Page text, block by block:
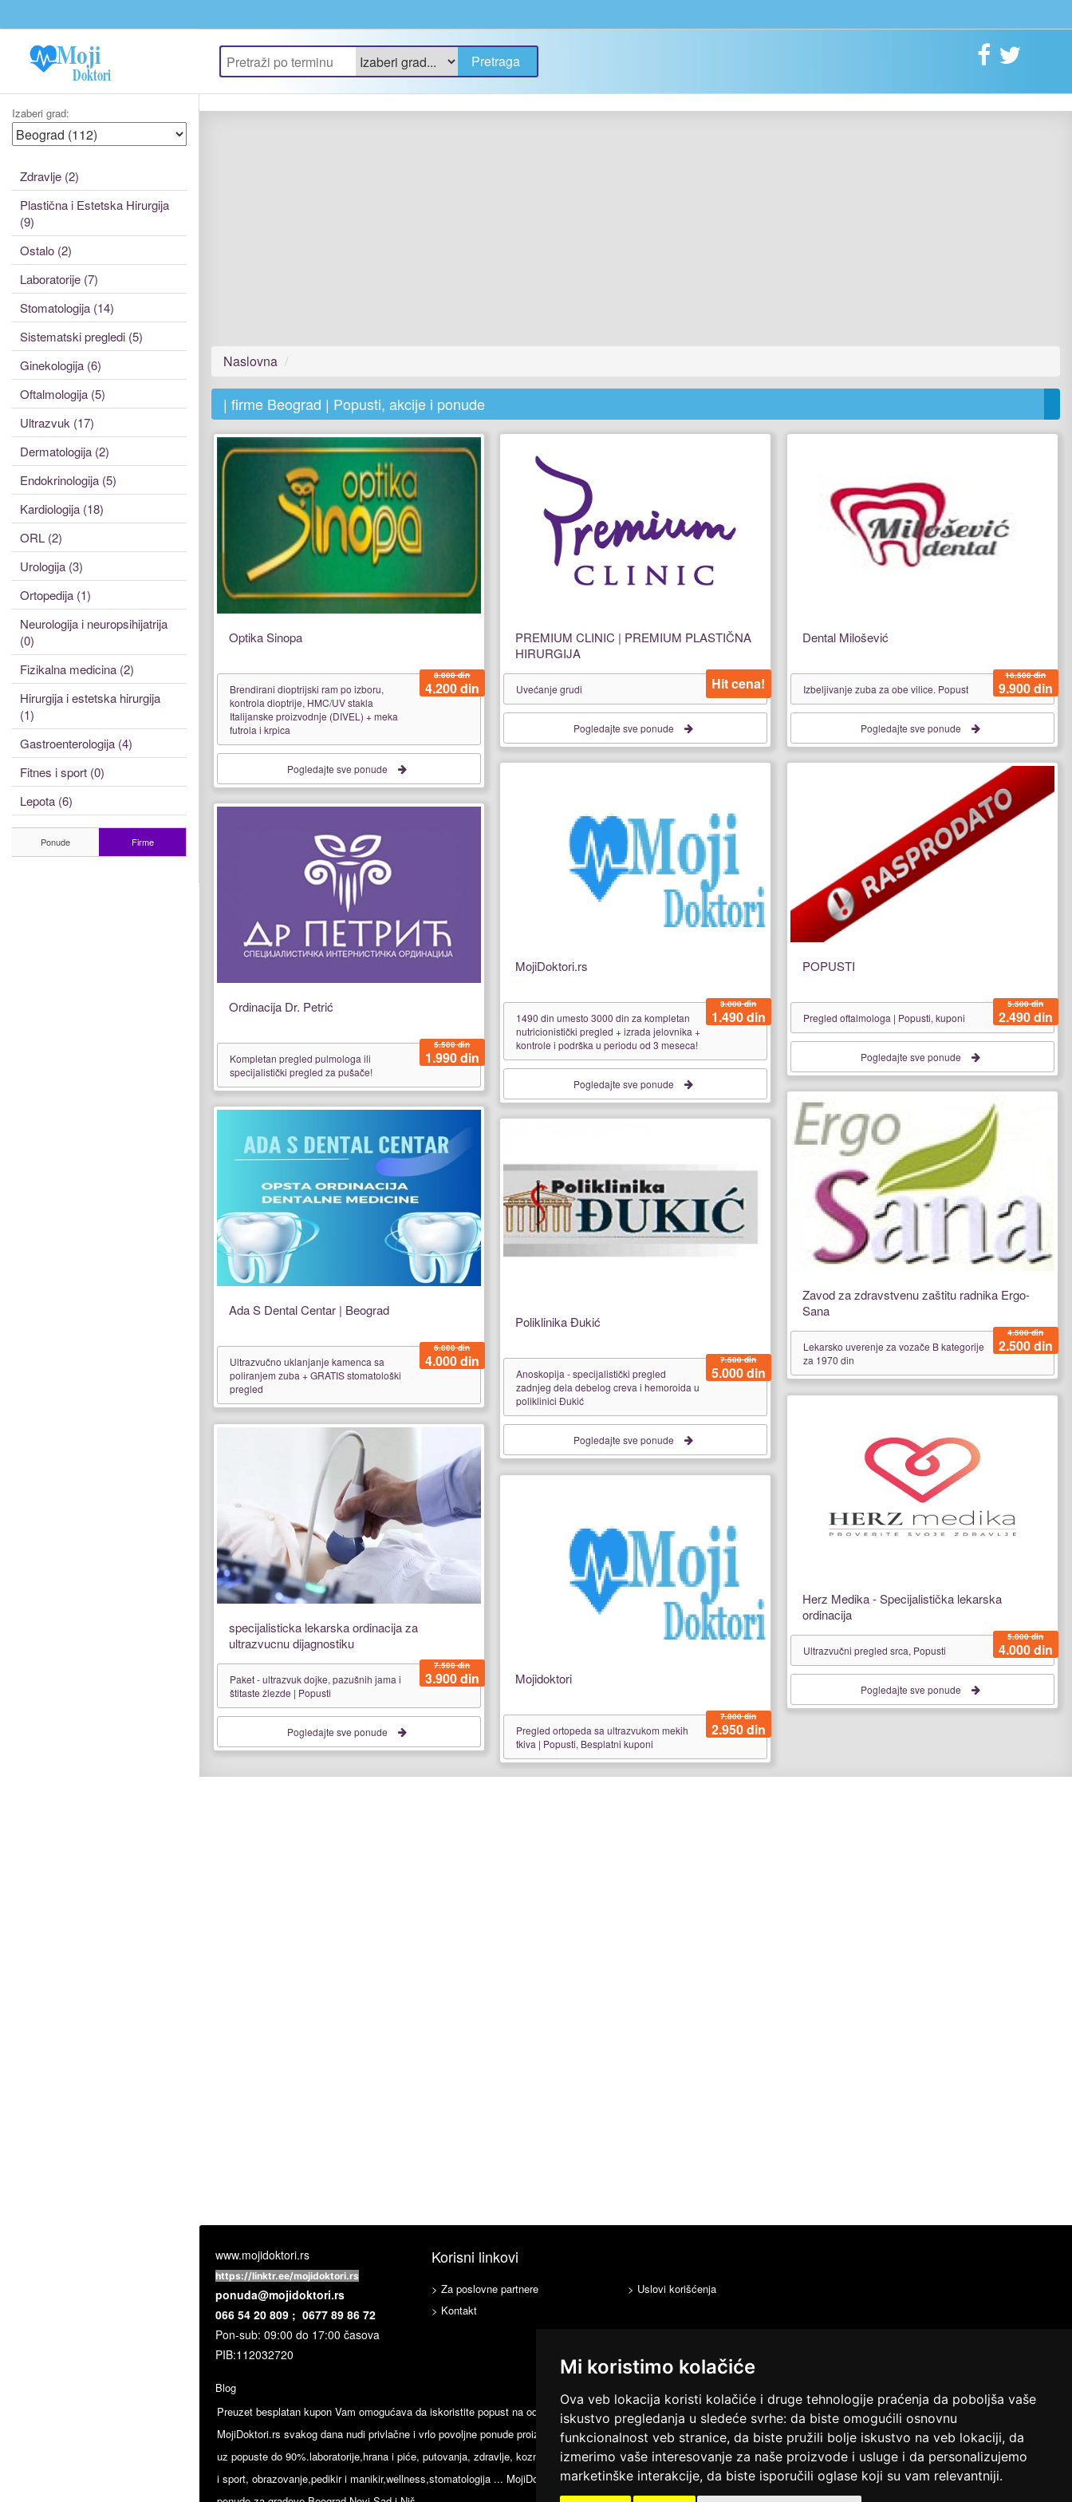
Mi koristimo kolačiće
Ova veb lokacija koristi kolačiće i druge tehnologije praćenja da poboljša vaše
iskustvo pregledanja u sledeće svrhe: da biste omogućili osnovnu
funkcionalnost veb stranice, da biste pružili bolje iskustvo na veb lokaciji, da
izmerimo vaše interesovanje za naše proizvode i usluge i da personalizujemo
marketinške interakcije, da biste isporučili oglase koji su vam relevantniji.
Izaberi grad:
Zdravlje (2)
Plastična i Estetska Hirurgija
(9)
Ostalo (2)
Laboratorije (7)
Stomatologija (14)
Sistematski pregledi (5)
Ginekologija (6)
Oftalmologija (5)
Ultrazvuk (17)
Dermatologija (2)
Endokrinologija (5)
Kardiologija (18)
ORL (2)
Urologija (3)
Ortopedija (1)
Neurologija i neuropsihijatrija
(0)
Fizikalna medicina (2)
Hirurgija i estetska hirurgija
(1)
Gastroenterologija (4)
Fitnes i sport (0)
Lepota (6)
Ponude Firme
Naslovna
| firme Beograd | Popusti, akcije i ponude
Optika Sinopa
Brendirani dioptrijski ram po izboru,
kontrola dioptrije, HMC/UV stakla
Italijanske proizvodnje (DIVEL) + meka
futrola i krpica
8.000 din
4.200 din
Pogledajte sve ponude
PREMIUM CLINIC | PREMIUM PLASTIČNA
HIRURGIJA
Uvećanje grudi Hit cena!
Pogledajte sve ponude
Dental Milošević
Izbeljivanje zuba za obe vilice. Popust
16.500 din
9.900 din
Pogledajte sve ponude
MojiDoktori.rs
1490 din umesto 3000 din za kompletan
nutricionistički pregled + izrada jelovnika +
kontrole i podrška u periodu od 3 meseca!
3.000 din
1.490 din
Pogledajte sve ponude
POPUSTI
Pregled oftalmologa | Popusti, kuponi
5.500 din
2.490 din
Pogledajte sve ponude
Ordinacija Dr. Petrić
Kompletan pregled pulmologa ili
specijalistički pregled za pušače!
5.500 din
1.990 din
Zavod za zdravstvenu zaštitu radnika Ergo-
Sana
Lekarsko uverenje za vozače B kategorije
za 1970 din
4.500 din
2.500 din
Ada S Dental Centar | Beograd
Ultrazvučno uklanjanje kamenca sa
poliranjem zuba + GRATIS stomatološki
pregled
6.000 din
4.000 din
Poliklinika Đukić
Anoskopija - specijalistički pregled
zadnjeg dela debelog creva i hemoroida u
poliklinici Đukić
7.500 din
5.000 din
Pogledajte sve ponude
Herz Medika - Specijalistička lekarska
ordinacija
Ultrazvučni pregled srca, Popusti
5.000 din
4.000 din
Pogledajte sve ponude
specijalisticka lekarska ordinacija za
ultrazvucnu dijagnostiku
Paket - ultrazvuk dojke, pazušnih jama i
štitaste žlezde | Popusti
7.500 din
3.900 din
Pogledajte sve ponude
Mojidoktori
Pregled ortopeda sa ultrazvukom mekih
tkiva | Popusti, Besplatni kuponi
7.800 din
2.950 din
www.mojidoktori.rs
https://linktr.ee/mojidoktori.rs
ponuda@mojidoktori.rs
066 54 20 809 ; 0677 89 86 72
Pon-sub: 09:00 do 17:00 časova
PIB:112032720
Blog
Korisni linkovi
> Za poslovne partnere
> Uslovi korišćenja
> Kontakt
Preuzet besplatan kupon Vam omogućava da iskoristite popust na određenu robu ili uslugu i platite na licu mesta, bez odlaska u poštu/banku ili plaćanja ebanking nalogom.
MojiDoktori.rs svakog dana nudi privlačne i vrlo povoljne ponude proizvoda i usluga
uz popuste do 90%.laboratorije,hrana i piće, putovanja, zdravlje, kozmetičke usluge,fitnes
i sport, obrazovanje,pedikir i manikir,wellness,stomatologija ... MojiDoktori ima dnevne